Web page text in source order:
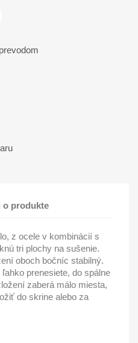
o produkte
z ocele v kombinácií s
tri plochy na sušenie.
oboch bočníc stabilný.
prenesiete, do spálne
zaberá málo miesta,
do skrine alebo za